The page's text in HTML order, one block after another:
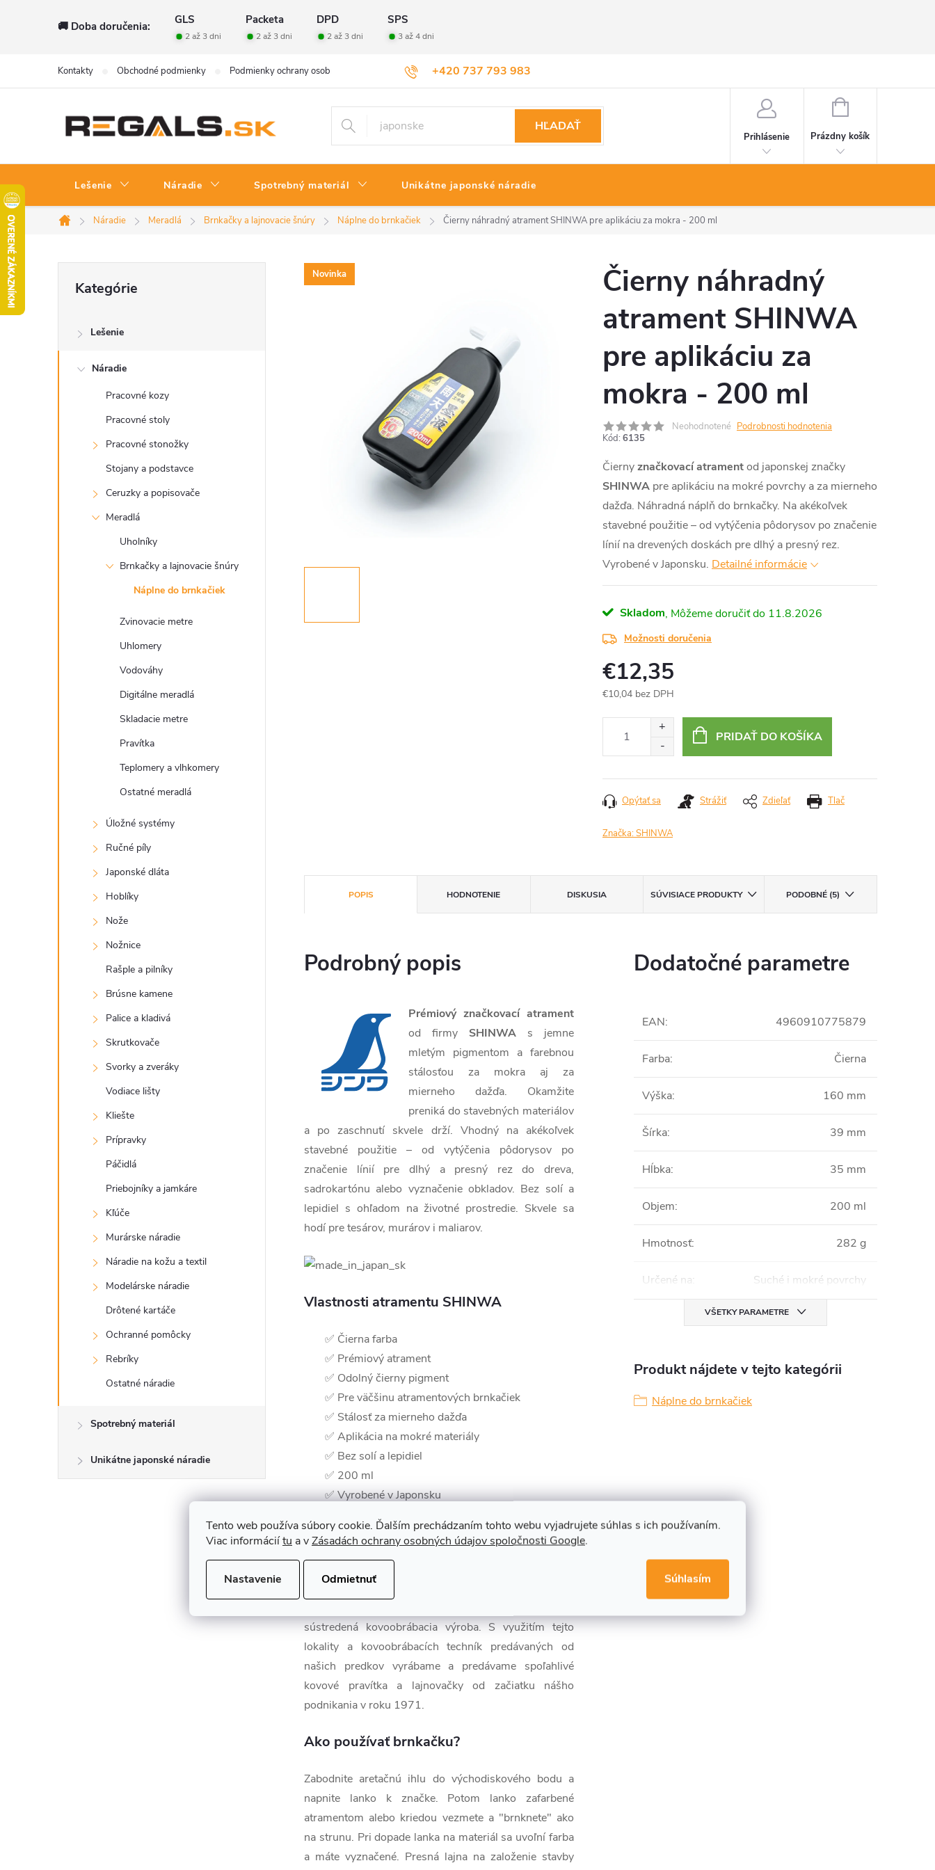
Tento web používa súbory cookie. Ďalším prechádzaním tohto webu vyjadrujete súhlas s ich používaním.
Viac informáciítu a vZásadách ochrany osobných údajov spoločnosti Google.
Nastavenie Odmietnuť Súhlasím
🚚 Doba doručenia: GLS Packeta DPD SPS
2 až 3 dni 2 až 3 dni 2 až 3 dni 3 až 4 dni
+420 737 793 983
Kontakty Obchodné podmienky Podmienky ochrany osobných údajov Veľkoobchod Vrátenie tovaru
HĽADAŤ
Prihlásenie
NÁKUPNÝ
Prázdny košík
Lešenie Náradie Spotrebný materiál Unikátne japonské náradie
Domov
Náradie Meradlá Brnkačky a lajnovacie šnúry Náplne do brnkačiek Čierny náhradný atrament SHINWA pre aplikáciu za mokra - 200 ml
č
kategórie
Kategórie
Lešenie
Náradie
Pracovné kozy
Pracovné stoly
Pracovné stonožky
Stojany a podstavce
Ceruzky a popisovače
Meradlá
Uholníky
Brnkačky a lajnovacie šnúry
Náplne do brnkačiek
Zvinovacie metre
Uhlomery
Vodováhy
Digitálne meradlá
Skladacie metre
Pravítka
Teplomery a vlhkomery
Ostatné meradlá
Úložné systémy
Ručné píly
Japonské dláta
Hoblíky
Nože
Nožnice
Rašple a pilníky
Brúsne kamene
Palice a kladivá
Skrutkovače
Svorky a zveráky
Vodiace lišty
Kliešte
Prípravky
Páčidlá
Priebojníky a jamkáre
Kľúče
Murárske náradie
Náradie na kožu a textil
Modelárske náradie
Drôtené kartáče
Ochranné pomôcky
Rebríky
Ostatné náradie
Spotrebný materiál
Unikátne japonské náradie
Novinka
Čierny náhradný
atrament SHINWA
pre aplikáciu za
mokra - 200 ml
Neohodnotené Podrobnosti hodnotenia
Kód: 6135
Čiernyznačkovací atramentod japonskej značky
SHINWA pre aplikáciu na mokré povrchy a za mierneho
dažďa. Náhradná náplň do brnkačky. Na akékoľvek
stavebné použitie – od vytýčenia pôdorysov po značenie
línií na drevených doskách pre dlhý a presný rez.
Vyrobené v Japonsku. Detailné informácie
Skladom 11.8.2026
Možnosti doručenia
€12,35
€10,04 bez DPH
PRIDAŤ DO KOŠÍKA
Tlač
Opýtať sa Strážiť Zdieľať
Značka:SHINWA
POPIS HODNOTENIE DISKUSIA SÚVISIACE PRODUKTY PODOBNÉ (5)
Podrobný popis
Prémiový značkovací atrament
od firmy SHINWA s jemne
mletým pigmentom a farebnou
stálosťou za mokra aj za
mierneho dažďa. Okamžite
preniká do stavebných materiálov
a po zaschnutí skvele drží. Vhodný na akékoľvek
stavebné použitie – od vytýčenia pôdorysov po
značenie línií pre dlhý a presný rez do dreva,
sadrokartónu alebo vyznačenie obkladov. Bez solí a
lepidiel s ohľadom na životné prostredie. Skvele sa
hodí pre tesárov, murárov i maliarov.
Vlastnosti atramentu SHINWA
✅ Čierna farba
✅ Prémiový atrament
✅ Odolný čierny pigment
✅ Pre väčšinu atramentových brnkačiek
✅ Stálosť za mierneho dažďa
✅ Aplikácia na mokré materiály
✅ Bez solí a lepidiel
✅ 200 ml
✅ Vyrobené v Japonsku
Viac o značke SHINWA
sústredená kovoobrábacia výroba. S využitím tejto
lokality a kovoobrábacích techník predávaných od
našich predkov vyrábame a predávame spoľahlivé
kovové pravítka a lajnovačky od začiatku nášho
podnikania v roku 1971.
Ako používať brnkačku?
Zabodnite aretačnú ihlu do východiskového bodu a
napnite lanko k značke. Potom lanko zafarbené
atramentom alebo kriedou vezmete a "brnknete" ako
na strunu. Pri dopade lanka na materiál sa uvoľní farba
a máte vyznačené. Presná lajna na založenie stavby
Dodatočné parametre
EAN: 4960910775879
Farba: Čierna
Výška: 160 mm
Šírka: 39 mm
Hĺbka: 35 mm
Objem: 200 ml
Hmotnosť: 282 g
Určené na: Suché i mokré povrchy
VŠETKY PARAMETRE
Produkt nájdete v tejto kategórii
Náplne do brnkačiek